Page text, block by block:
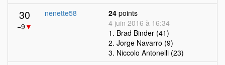
30
−9▼
nenette58 24 points
4 juin 2016 à 16:34
1. Brad Binder (41)
2. Jorge Navarro (9)
3. Niccolo Antonelli (23)